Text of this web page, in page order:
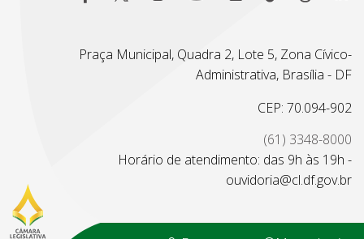
Praça Municipal, Quadra 2, Lote 5, Zona Cívico-
Administrativa, Brasília - DF
CEP: 70.094-902
(61) 3348-8000
Horário de atendimento: das 9h às 19h -
ouvidoria@cl.df.gov.br